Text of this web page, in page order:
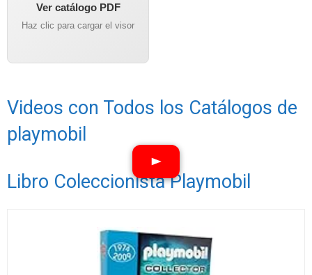
Ver catálogo PDF
Haz clic para cargar el visor
Videos con Todos los Catálogos de
playmobil
Libro Coleccionista Playmobil